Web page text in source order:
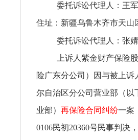
委托诉讼代理人：王
住址：新疆乌鲁木齐市天山
委托诉讼代理人：张
上诉人紫金财产保险
险广东分公司）因与被上
尔自治区分公司营业部（
业部） 再保险合同纠纷一案
0106民初20360号民事判决